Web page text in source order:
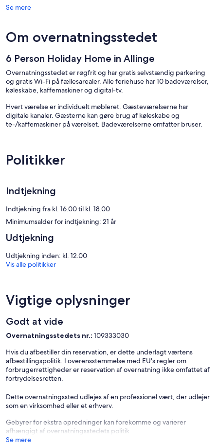
Se mere
Om overnatningsstedet
6 Person Holiday Home in Allinge
Overnatningsstedet er røgfrit og har gratis selvstændig parkering
og gratis Wi-Fi på fællesarealer. Alle feriehuse har 10 badeværelser,
køleskabe, kaffemaskiner og digital-tv.
Hvert værelse er individuelt møbleret. Gæsteværelserne har
digitale kanaler. Gæsterne kan gøre brug af køleskabe og
te-/kaffemaskiner på værelset. Badeværelserne omfatter bruser.
Politikker
Indtjekning
Indtjekning fra kl. 16.00 til kl. 18.00
Minimumsalder for indtjekning: 21 år
Udtjekning
Udtjekning inden: kl. 12.00
Vis alle politikker
Vigtige oplysninger
Godt at vide
Overnatningsstedets nr.: 109333030
Hvis du afbestiller din reservation, er dette underlagt værtens
afbestillingspolitik. I overensstemmelse med EU's regler om
forbrugerrettigheder er reservation af overnatning ikke omfattet af
fortrydelsesretten.
Dette overnatningssted udlejes af en professionel vært, der udlejer
som en virksomhed eller et erhverv.
Gebyrer for ekstra opredninger kan forekomme og varierer
afhængigt af overnatningsstedets politik
Se mere